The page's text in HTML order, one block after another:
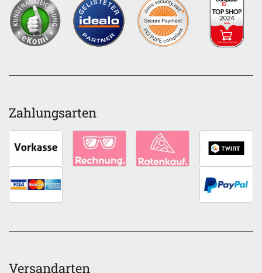
Zahlungsarten
Versandarten